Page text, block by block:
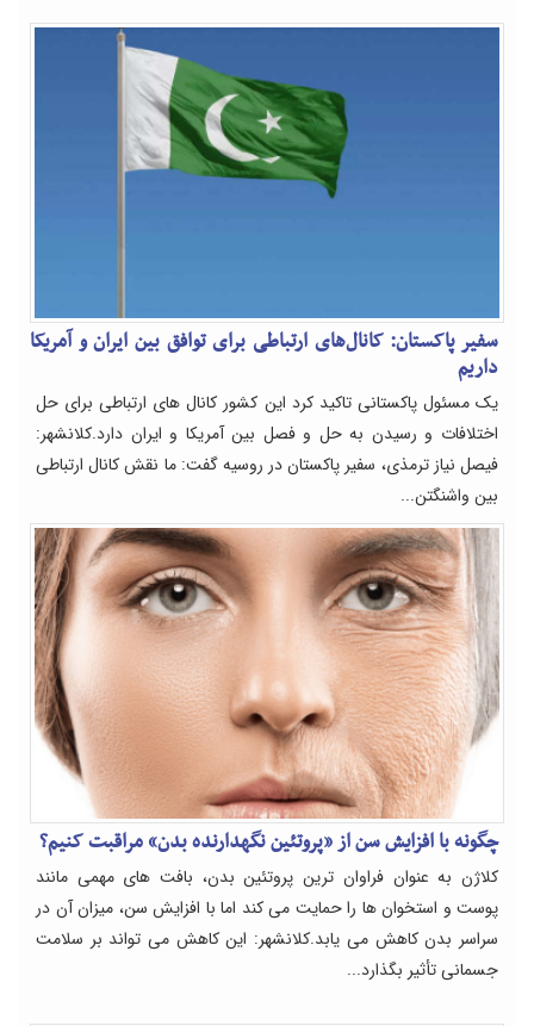
سفیر پاکستان: کانال‌های ارتباطی برای توافق بین ایران و آمریکا
داریم
یک مسئول پاکستانی تاکید کرد این کشور کانال های ارتباطی برای حل
اختلافات و رسیدن به حل و فصل بین آمریکا و ایران دارد.کلانشهر:
فیصل نیاز ترمذی، سفیر پاکستان در روسیه گفت: ما نقش کانال ارتباطی
بین واشنگتن...
چگونه با افزایش سن از «پروتئین نگهدارنده بدن» مراقبت کنیم؟
کلاژن به عنوان فراوان ترین پروتئین بدن، بافت های مهمی مانند
پوست و استخوان ها را حمایت می کند اما با افزایش سن، میزان آن در
سراسر بدن کاهش می یابد.کلانشهر: این کاهش می تواند بر سلامت
جسمانی تأثیر بگذارد...